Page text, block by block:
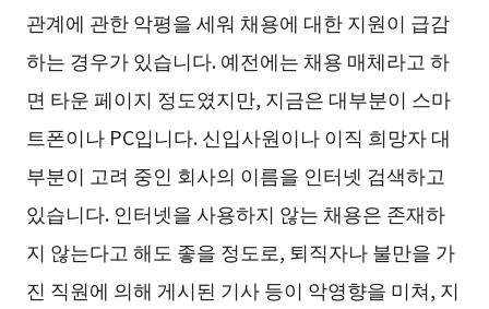
관계에 관한 악평을 세워 채용에 대한 지원이 급감
하는 경우가 있습니다. 예전에는 채용 매체라고 하
면 타운 페이지 정도였지만, 지금은 대부분이 스마
트폰이나 PC입니다. 신입사원이나 이직 희망자 대
부분이 고려 중인 회사의 이름을 인터넷 검색하고
있습니다. 인터넷을 사용하지 않는 채용은 존재하
지 않는다고 해도 좋을 정도로, 퇴직자나 불만을 가
진 직원에 의해 게시된 기사 등이 악영향을 미쳐, 지